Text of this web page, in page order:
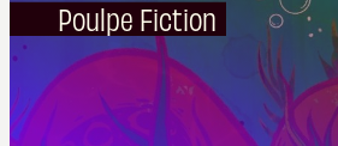
Poulpe Fiction